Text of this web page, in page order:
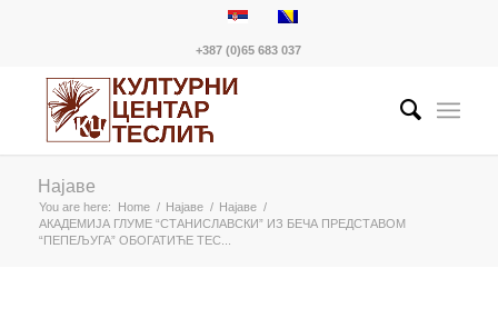
+387 (0)65 683 037
Најаве
You are here: Home / Најаве / Најаве /
АКАДЕМИЈА ГЛУМЕ “СТАНИСЛАВСКИ” ИЗ БЕЧА ПРЕДСТАВОМ
“ПЕПЕЉУГА” ОБОГАТИЋЕ ТЕС...